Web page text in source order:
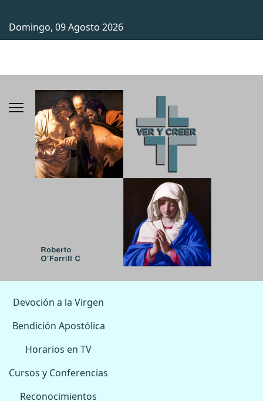
Domingo, 09 Agosto 2026
Devoción a la Virgen
Bendición Apostólica
Horarios en TV
Cursos y Conferencias
Reconocimientos